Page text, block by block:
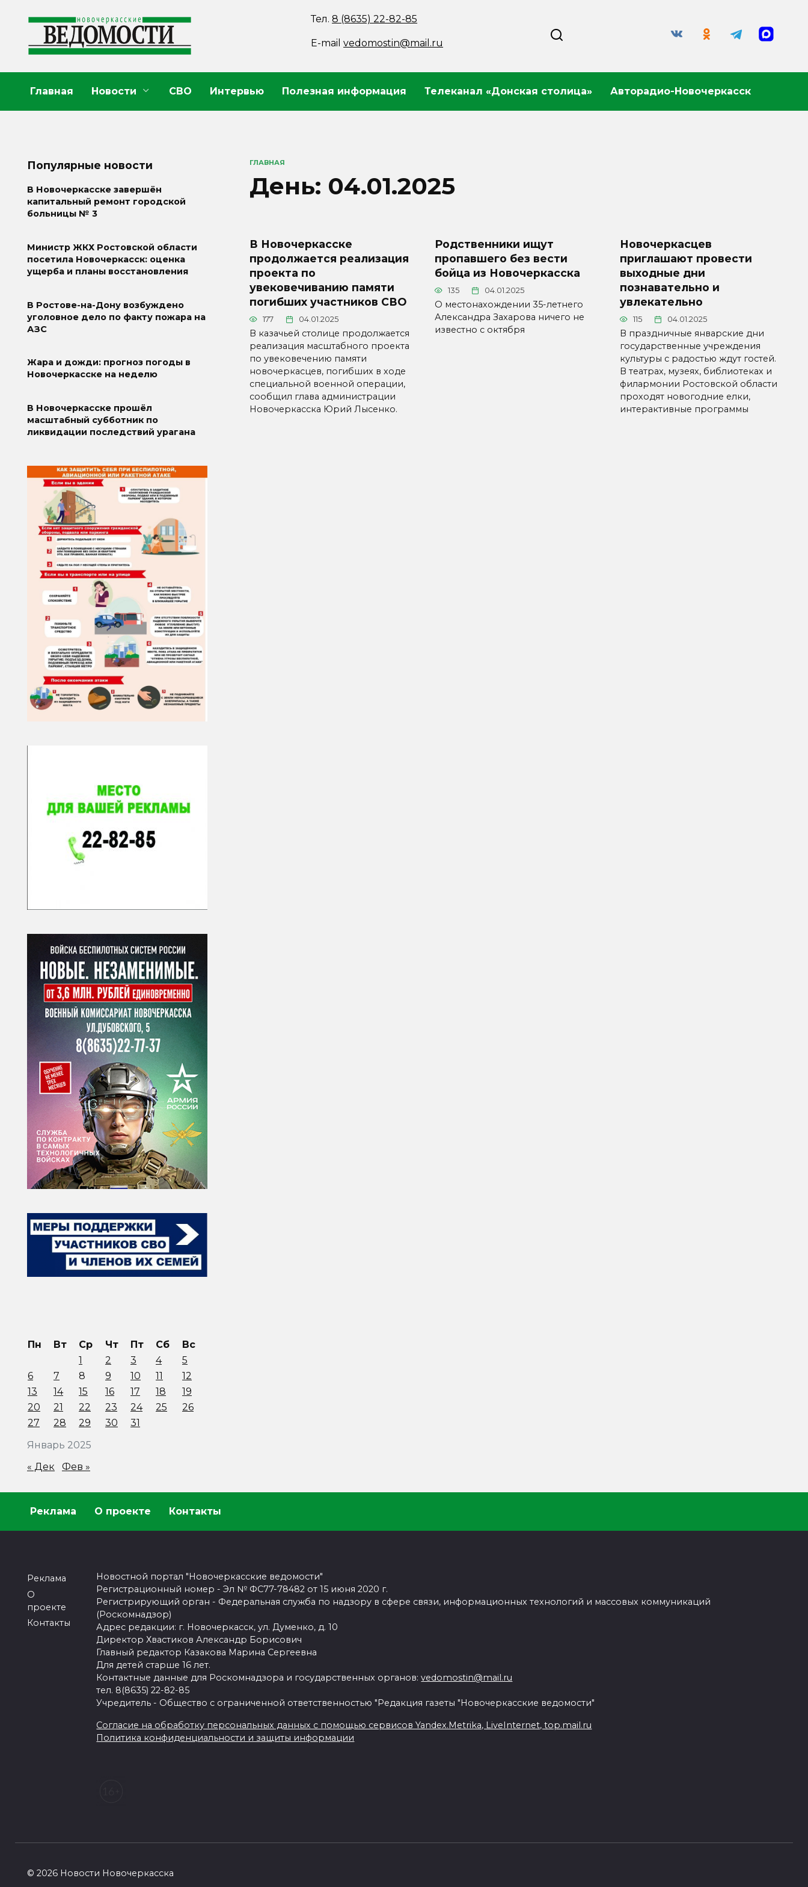
содержанию
Тел.8 (8635) 22-82-85
E-mailvedomostin@mail.ru
Главная Новости СВО Интервью Полезная информация Телеканал «Донская столица» Авторадио-Новочеркасск
ГЛАВНАЯ
День: 04.01.2025
В Новочеркасске
продолжается реализация
проекта по
увековечиванию памяти
погибших участников СВО
177 04.01.2025
В казачьей столице продолжается
реализация масштабного проекта
по увековечению памяти
новочеркасцев, погибших в ходе
специальной военной операции,
сообщил глава администрации
Новочеркасска Юрий Лысенко.
Родственники ищут
пропавшего без вести
бойца из Новочеркасска
135 04.01.2025
О местонахождении 35-летнего
Александра Захарова ничего не
известно с октября
Новочеркасцев
приглашают провести
выходные дни
познавательно и
увлекательно
115 04.01.2025
В праздничные январские дни
государственные учреждения
культуры с радостью ждут гостей.
В театрах, музеях, библиотеках и
филармонии Ростовской области
проходят новогодние елки,
интерактивные программы
Популярные новости
В Новочеркасске завершён
капитальный ремонт городской
больницы № 3
Министр ЖКХ Ростовской области
посетила Новочеркасск: оценка
ущерба и планы восстановления
В Ростове-на-Дону возбуждено
уголовное дело по факту пожара на
АЗС
Жара и дожди: прогноз погоды в
Новочеркасске на неделю
В Новочеркасске прошёл
масштабный субботник по
ликвидации последствий урагана
Январь 2025
Пн Вт Ср Чт Пт Сб
Вс
1
2 3 4
5
6
7 8 9 10 11
12
13
14 15 16 17 18
19
20
21 22 23 24 25
26
27
28 29 30 31
« Дек Фев »
Реклама О проекте Контакты
Реклама
О
проекте
Контакты
Новостной портал "Новочеркасские ведомости"
Регистрационный номер - Эл № ФС77-78482 от 15 июня 2020 г.
Регистрирующий орган - Федеральная служба по надзору в сфере связи, информационных технологий и массовых коммуникаций
(Роскомнадзор)
Адрес редакции: г. Новочеркасск, ул. Думенко, д. 10
Директор Хвастиков Александр Борисович
Главный редактор Казакова Марина Сергеевна
Для детей старше 16 лет.
Контактные данные для Роскомнадзора и государственных органов:vedomostin@mail.ru
тел. 8(8635) 22-82-85
Учредитель - Общество с ограниченной ответственностью "Редакция газеты "Новочеркасские ведомости"
Согласие на обработку персональных данных с помощью сервисов Yandex.Metrika, LiveInternet, top.mail.ru
Политика конфиденциальности и защиты информации
© 2026 Новости Новочеркасска